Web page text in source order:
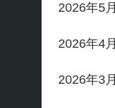
2026年5月
2026年4月
2026年3月